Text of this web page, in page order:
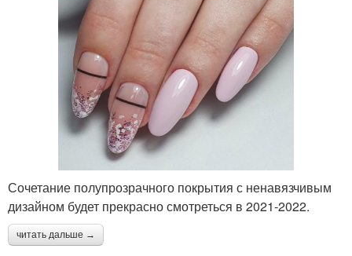
Сочетание полупрозрачного покрытия с ненавязчивым
дизайном будет прекрасно смотреться в 2021-2022.
читать дальше →